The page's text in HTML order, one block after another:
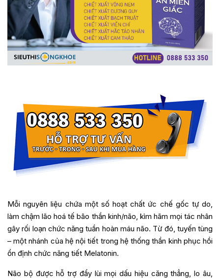
Mỗi nguyên liệu chứa một số hoạt chất ức chế gốc tự do,
làm chậm lão hoá tế bão thần kinh/não, kìm hãm mọi tác nhân
gây rối loạn chức năng tuần hoàn máu não. Từ đó, tuyến tùng
– một nhánh của hệ nội tiết trong hệ thống thần kinh phục hồi
ổn định chức năng tiết Melatonin.
Não bộ được hỗ trợ đẩy lùi mọi dấu hiệu căng thẳng, lo âu,